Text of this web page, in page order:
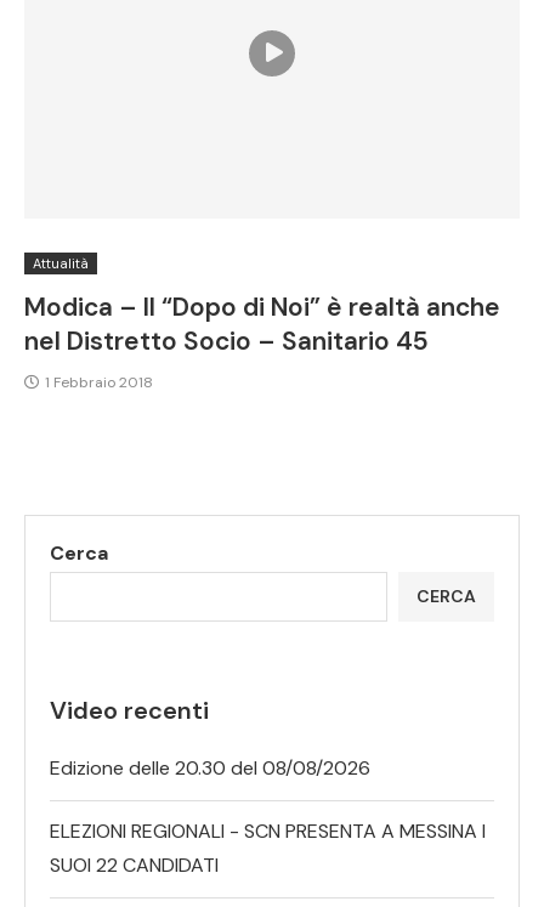
Attualità
Modica – Il “Dopo di Noi” è realtà anche
nel Distretto Socio – Sanitario 45
1 Febbraio 2018
Cerca
CERCA
Video recenti
Edizione delle 20.30 del 08/08/2026
ELEZIONI REGIONALI - SCN PRESENTA A MESSINA I
SUOI 22 CANDIDATI